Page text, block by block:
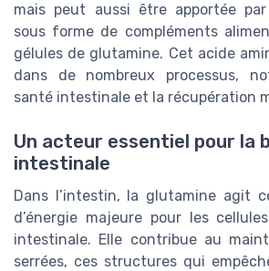
mais peut aussi être apportée par
sous forme de compléments
gélules de glutamine. Cet acide
dans de nombreux processus,
santé intestinale et la récupération
Un acteur essentiel pour la
intestinale
Dans l’intestin, la glutamine agit
d’énergie majeure pour les
intestinale. Elle contribue au
serrées, ces structures qui